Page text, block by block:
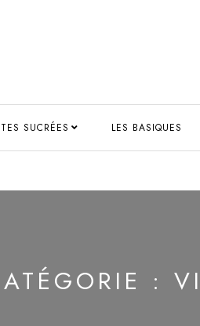
SUCRÉES LES BASIQUES
: